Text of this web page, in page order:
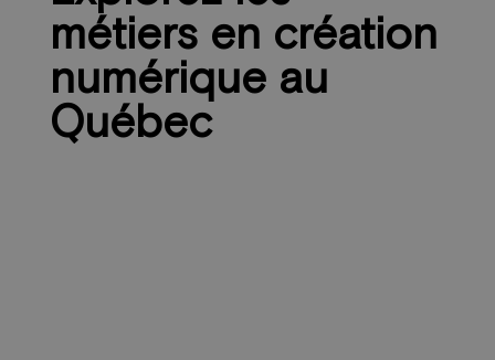
métiers en création
numérique au
Québec